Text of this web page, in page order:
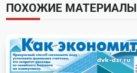
screen-
reader-
text">Page</span>
ПОХОЖИЕ МАТЕРИАЛЫ